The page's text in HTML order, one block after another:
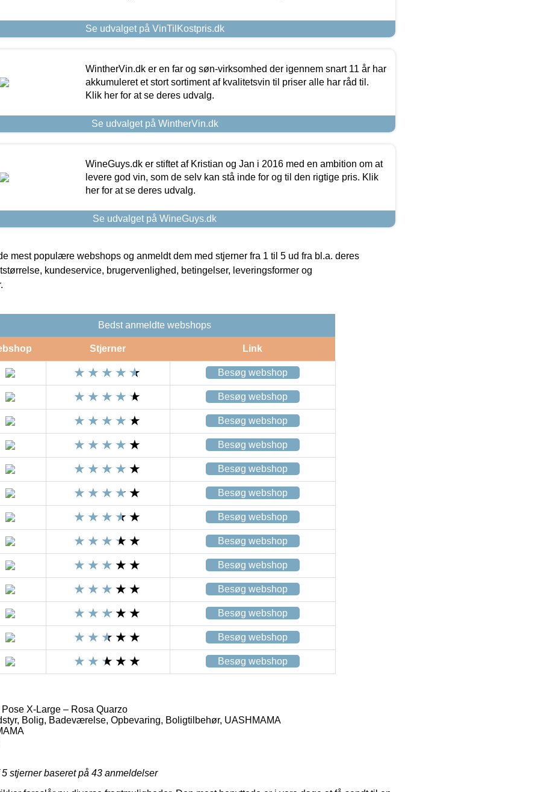
Se udvalget på VinTilKostpris.dk
WintherVin.dk er en far og søn-virksomhed der igennem snart 11 år har
akkumuleret et stort sortiment af kvalitetsvin til priser alle har råd til.
Klik her for at se deres udvalg.
Se udvalget på WintherVin.dk
WineGuys.dk er stiftet af Kristian og Jan i 2016 med en ambition om at
levere god vin, som de selv kan stå inde for og til den rigtige pris. Klik
her for at se deres udvalg.
Se udvalget på WineGuys.dk
mest populære webshops og anmeldt dem med stjerner fra 1 til 5 ud fra bl.a. deres
kundeservice, brugervenlighed, betingelser, leveringsformer og
Bedst anmeldte webshops
Stjerner Link
Besøg webshop
Besøg webshop
Besøg webshop
Besøg webshop
Besøg webshop
Besøg webshop
Besøg webshop
Besøg webshop
Besøg webshop
Besøg webshop
Besøg webshop
Besøg webshop
Besøg webshop
X-Large – Rosa Quarzo
Bolig, Badeværelse, Opbevaring, Boligtilbehør, UASHMAMA
stjerner baseret på 43 anmeldelser